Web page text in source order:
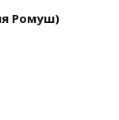
Ромуш)